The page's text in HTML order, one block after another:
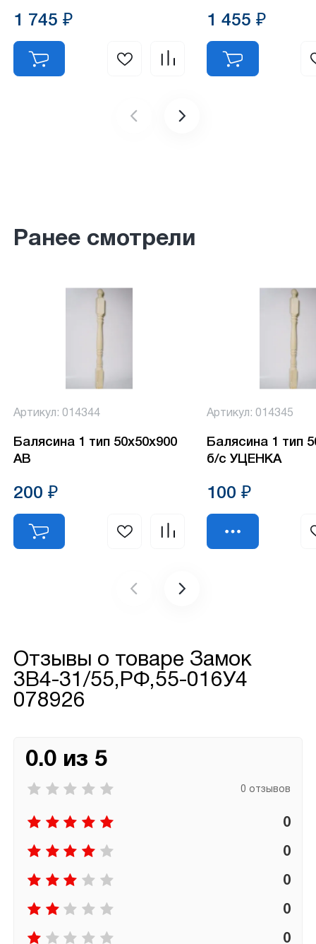
1 745 ₽ 1 455 ₽
Ранее смотрели
Артикул: 014344
Балясина 1 тип 50х50х900
АВ
200 ₽
Артикул: 014345
Балясина 1 тип
б/с УЦЕНКА
100 ₽
Отзывы о товаре Замок
3В4-31/55,РФ,55-016У4
078926
0.0 из 5
0 отзывов
0
0
0
0
0